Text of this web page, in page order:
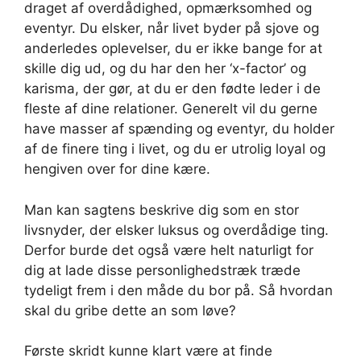
draget af overdådighed, opmærksomhed og
eventyr. Du elsker, når livet byder på sjove og
anderledes oplevelser, du er ikke bange for at
skille dig ud, og du har den her ‘x-factor’ og
karisma, der gør, at du er den fødte leder i de
fleste af dine relationer. Generelt vil du gerne
have masser af spænding og eventyr, du holder
af de finere ting i livet, og du er utrolig loyal og
hengiven over for dine kære.
Man kan sagtens beskrive dig som en stor
livsnyder, der elsker luksus og overdådige ting.
Derfor burde det også være helt naturligt for
dig at lade disse personlighedstræk træde
tydeligt frem i den måde du bor på. Så hvordan
skal du gribe dette an som løve?
Første skridt kunne klart være at finde